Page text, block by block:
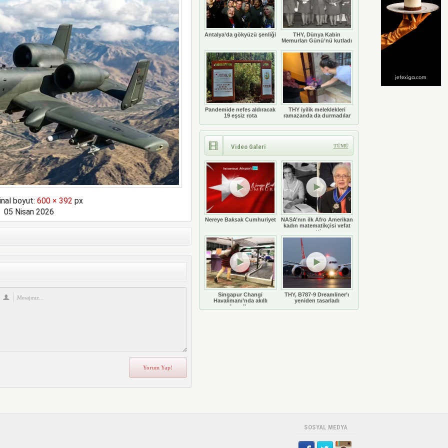
boyut: 600 × 392 px
05 Nisan 2026
Antalya’da gökyüzü şenliği
THY, Dünya Kabin
Memurları Günü’nü kutladı
Pandemide nefes aldıracak
19 eşsiz rota
THY iyilik meleklekleri
ramazanda da durmadılar
Video Galeri TÜMÜ
Nereye Baksak Cumhuriyet
NASA’nın ilk Afro Amerikan
kadın matematikçisi vefat
etti
Singapur Changi
Havalimanı’nda akıllı
bavullar
THY, B787-9 Dreamliner’ı
yeniden tasarladı
SOSYAL MEDYA